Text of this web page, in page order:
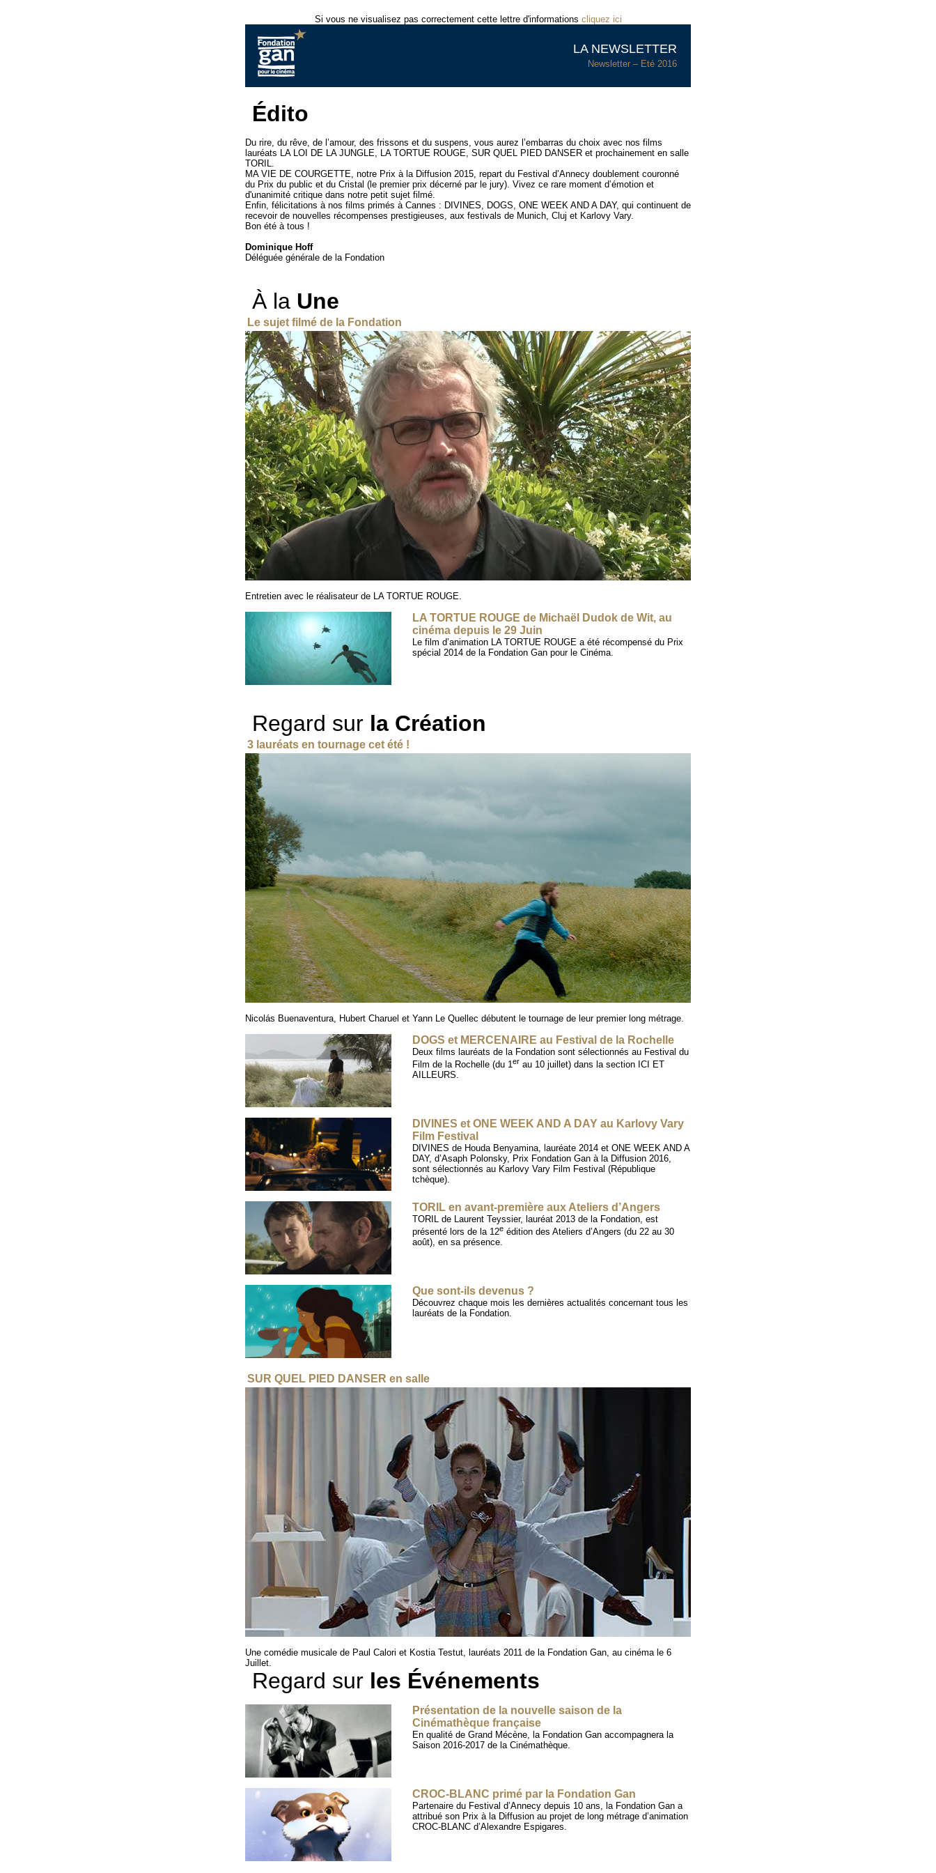
Si vous ne visualisez pas correctement cette lettre d'informations cliquez ici
LA NEWSLETTER
Newsletter – Eté 2016
Édito
Du rire, du rêve, de l’amour, des frissons et du suspens, vous aurez l’embarras du choix avec nos films
lauréats LA LOI DE LA JUNGLE, LA TORTUE ROUGE, SUR QUEL PIED DANSER et prochainement en salle
TORIL.
MA VIE DE COURGETTE, notre Prix à la Diffusion 2015, repart du Festival d’Annecy doublement couronné
du Prix du public et du Cristal (le premier prix décerné par le jury). Vivez ce rare moment d’émotion et
d'unanimité critique dans notre petit sujet filmé.
Enfin, félicitations à nos films primés à Cannes : DIVINES, DOGS, ONE WEEK AND A DAY, qui continuent de
recevoir de nouvelles récompenses prestigieuses, aux festivals de Munich, Cluj et Karlovy Vary.
Bon été à tous !
Dominique Hoff
Déléguée générale de la Fondation
À la Une
Le sujet filmé de la Fondation
Entretien avec le réalisateur de LA TORTUE ROUGE.
LA TORTUE ROUGE de Michaël Dudok de Wit, au
cinéma depuis le 29 Juin
Le film d’animation LA TORTUE ROUGE a été récompensé du Prix
spécial 2014 de la Fondation Gan pour le Cinéma.
Regard sur la Création
3 lauréats en tournage cet été !
Nicolás Buenaventura, Hubert Charuel et Yann Le Quellec débutent le tournage de leur premier long métrage.
DOGS et MERCENAIRE au Festival de la Rochelle
Deux films lauréats de la Fondation sont sélectionnés au Festival du
Film de la Rochelle (du 1er au 10 juillet) dans la section ICI ET
AILLEURS.
DIVINES et ONE WEEK AND A DAY au Karlovy Vary
Film Festival
DIVINES de Houda Benyamina, lauréate 2014 et ONE WEEK AND A
DAY, d’Asaph Polonsky, Prix Fondation Gan à la Diffusion 2016,
sont sélectionnés au Karlovy Vary Film Festival (République
tchèque).
TORIL en avant-première aux Ateliers d’Angers
TORIL de Laurent Teyssier, lauréat 2013 de la Fondation, est
présenté lors de la 12e édition des Ateliers d’Angers (du 22 au 30
août), en sa présence.
Que sont-ils devenus ?
Découvrez chaque mois les dernières actualités concernant tous les
lauréats de la Fondation.
SUR QUEL PIED DANSER en salle
Une comédie musicale de Paul Calori et Kostia Testut, lauréats 2011 de la Fondation Gan, au cinéma le 6
Juillet.
Regard sur les Événements
Présentation de la nouvelle saison de la
Cinémathèque française
En qualité de Grand Mécène, la Fondation Gan accompagnera la
Saison 2016-2017 de la Cinémathèque.
CROC-BLANC primé par la Fondation Gan
Partenaire du Festival d’Annecy depuis 10 ans, la Fondation Gan a
attribué son Prix à la Diffusion au projet de long métrage d’animation
CROC-BLANC d’Alexandre Espigares.